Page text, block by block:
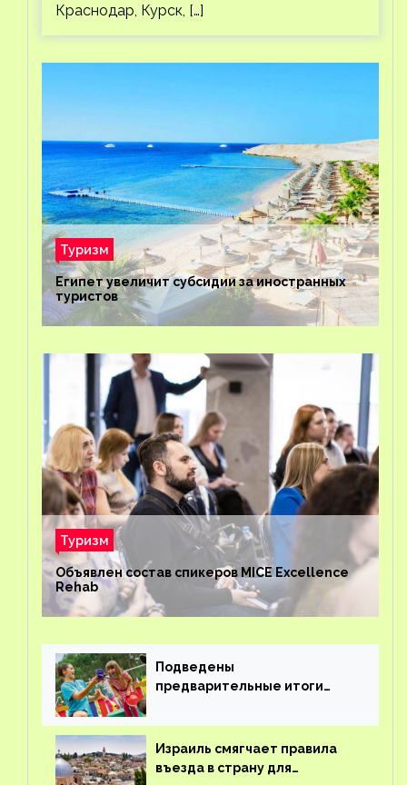
Краснодар, Курск, […]
Туризм
Египет увеличит субсидии за иностранных
туристов
Туризм
Объявлен состав спикеров MICE Excellence
Rehab
Подведены
предварительные итоги
Израиль смягчает правила
въезда в страну для